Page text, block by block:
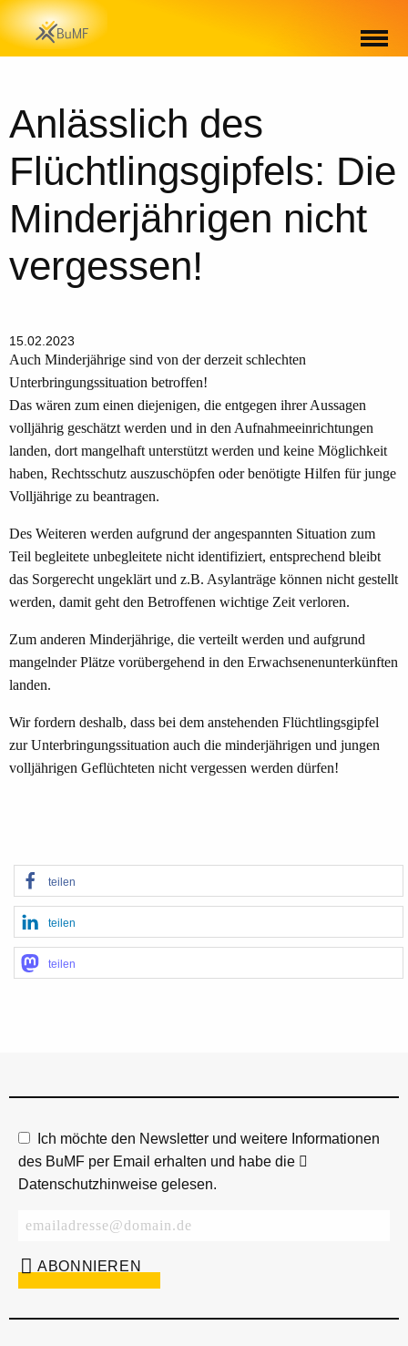
Anlässlich des
Flüchtlingsgipfels: Die
Minderjährigen nicht
vergessen!
15.02.2023
Auch Minderjährige sind von der derzeit schlechten
Unterbringungssituation betroffen!
Das wären zum einen diejenigen, die entgegen ihrer Aussagen
volljährig geschätzt werden und in den Aufnahmeeinrichtungen
landen, dort mangelhaft unterstützt werden und keine Möglichkeit
haben, Rechtsschutz auszuschöpfen oder benötigte Hilfen für junge
Volljährige zu beantragen.
Des Weiteren werden aufgrund der angespannten Situation zum
Teil begleitete unbegleitete nicht identifiziert, entsprechend bleibt
das Sorgerecht ungeklärt und z.B. Asylanträge können nicht gestellt
werden, damit geht den Betroffenen wichtige Zeit verloren.
Zum anderen Minderjährige, die verteilt werden und aufgrund
mangelnder Plätze vorübergehend in den Erwachsenenunterkünften
landen.
Wir fordern deshalb, dass bei dem anstehenden Flüchtlingsgipfel
zur Unterbringungssituation auch die minderjährigen und jungen
volljährigen Geflüchteten nicht vergessen werden dürfen!
teilen
teilen
teilen
Ich möchte den Newsletter und weitere Informationen
des BuMF per Email erhalten und habe die
Datenschutzhinweise gelesen.